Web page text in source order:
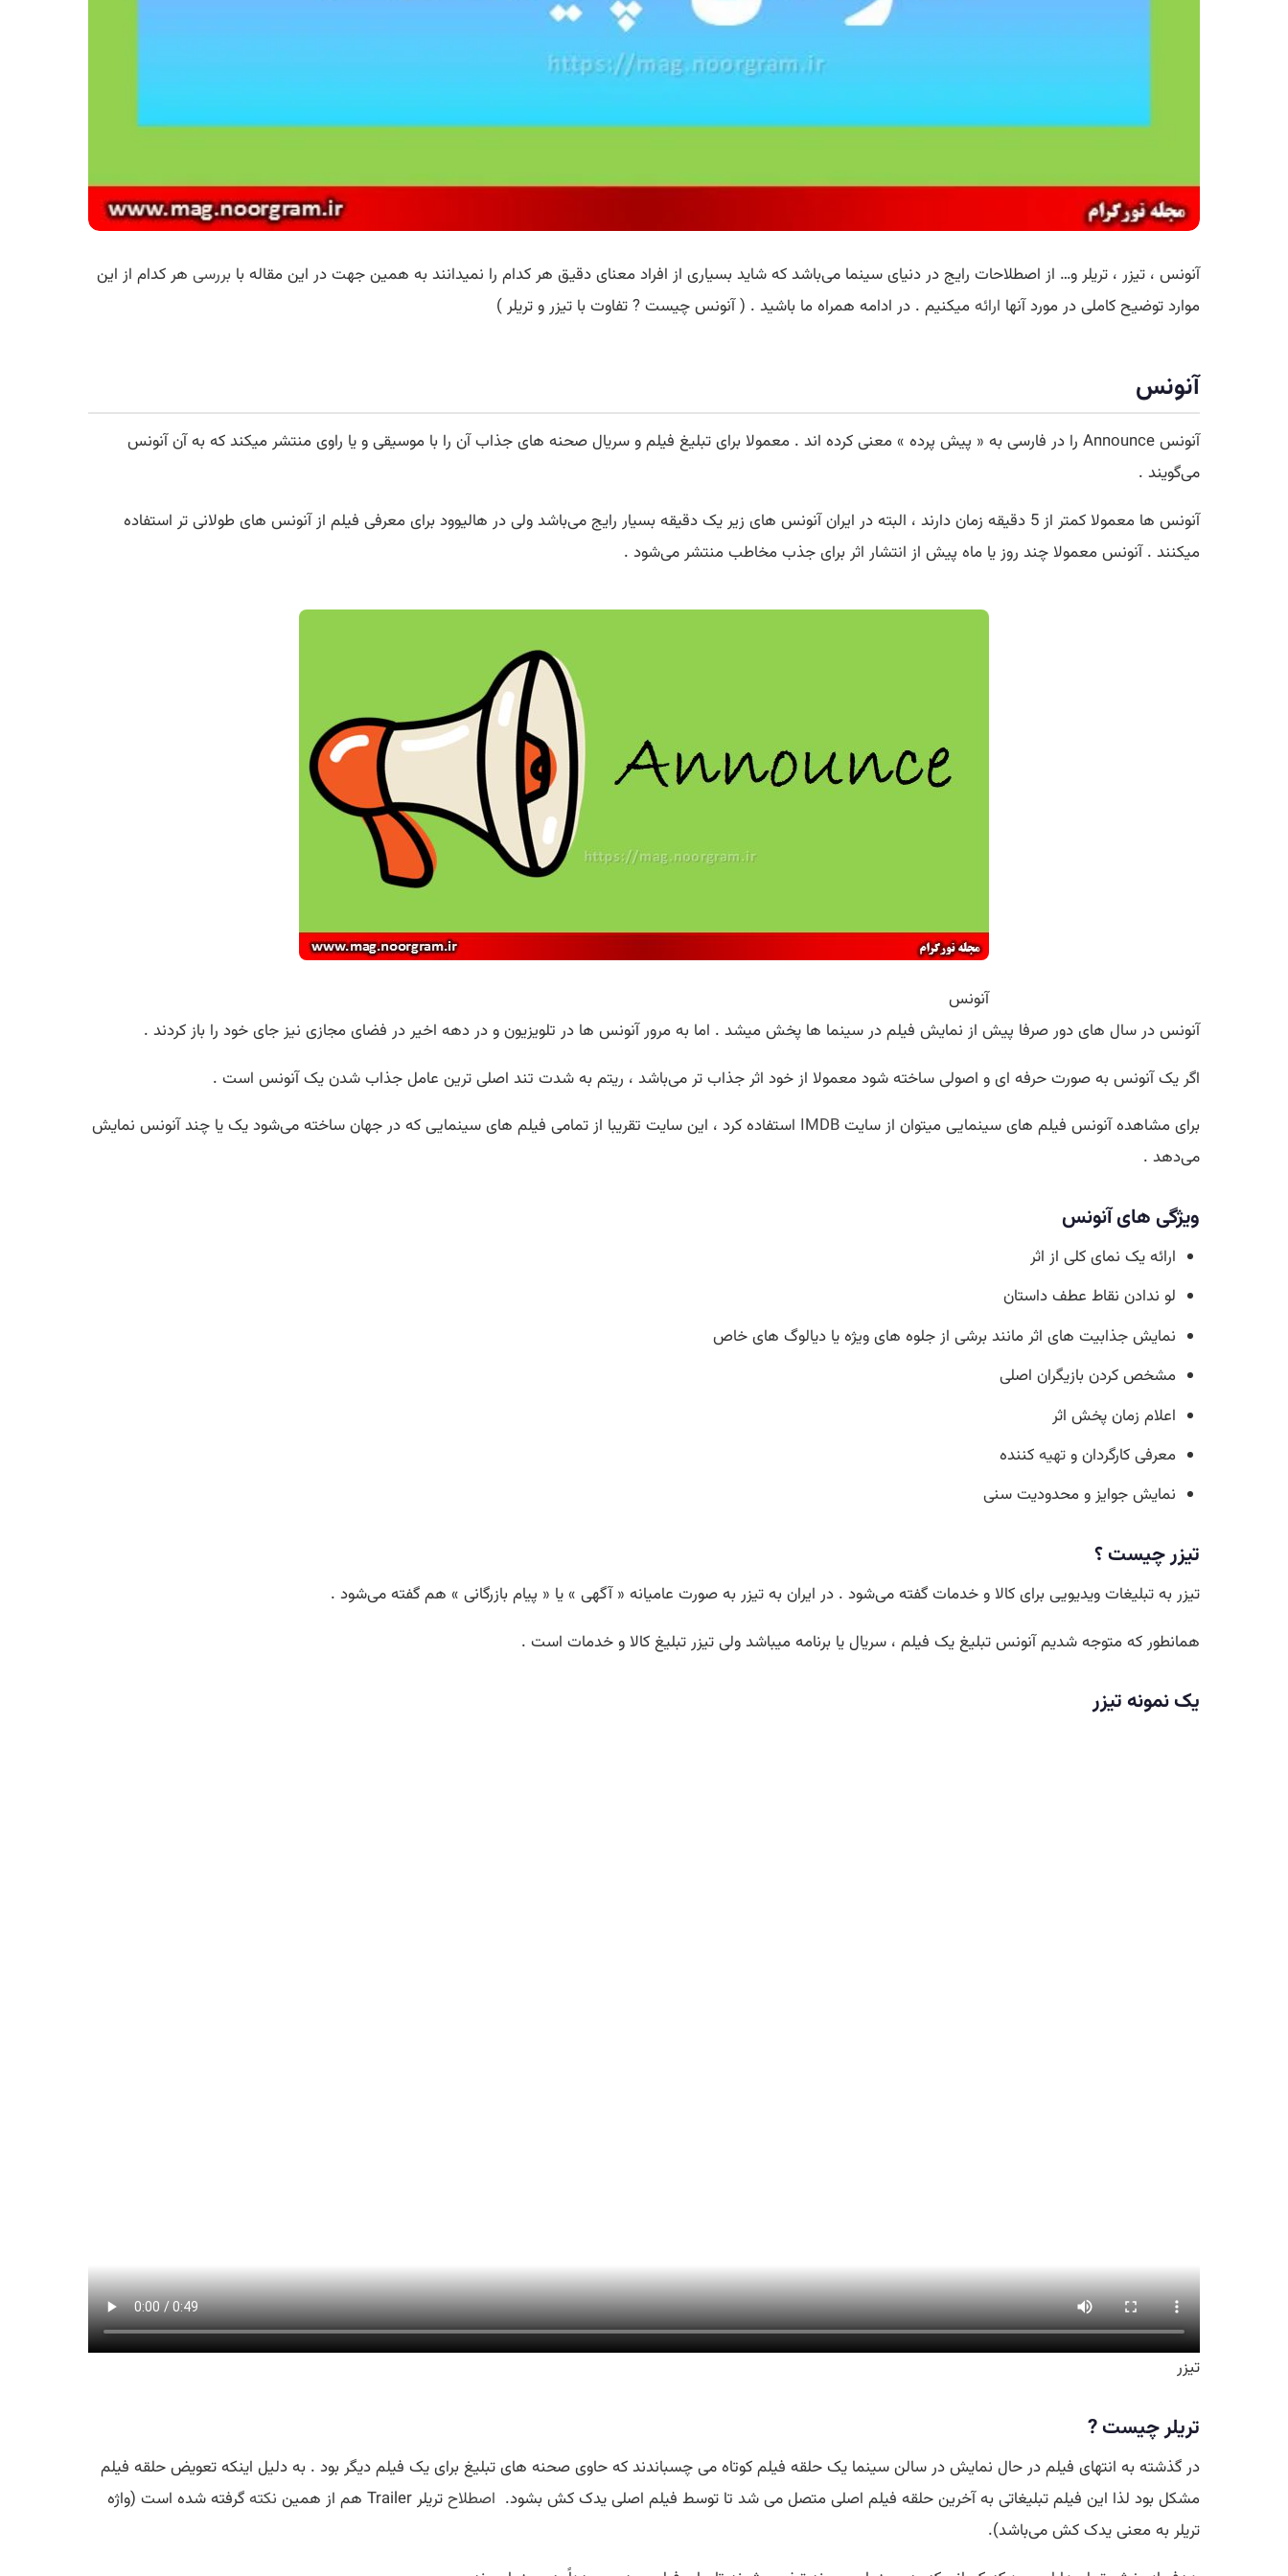
آنونس ، تیزر ، تریلر و… از اصطلاحات رایج در دنیای سینما می‌باشد که شاید بسیاری از افراد معنای دقیق هر کدام را نمیدانند به همین جهت در این مقاله با بررسی هر کدام از این
موارد توضیح کاملی در مورد آنها ارائه میکنیم . در ادامه همراه ما باشید . ( آنونس چیست ? تفاوت با تیزر و تریلر )
آنونس
آنونس Announce را در فارسی به « پیش پرده » معنی کرده اند . معمولا برای تبلیغ فیلم و سریال صحنه های جذاب آن را با موسیقی و یا راوی منتشر میکند که به آن آنونس
می‌گویند .
آنونس ها معمولا کمتر از 5 دقیقه زمان دارند ، البته در ایران آنونس های زیر یک دقیقه بسیار رایج می‌باشد ولی در هالیوود برای معرفی فیلم از آنونس های طولانی تر استفاده
میکنند . آنونس معمولا چند روز یا ماه پیش از انتشار اثر برای جذب مخاطب منتشر می‌شود .
آنونس
آنونس در سال های دور صرفا پیش از نمایش فیلم در سینما ها پخش میشد . اما به مرور آنونس ها در تلویزیون و در دهه اخیر در فضای مجازی نیز جای خود را باز کردند .
اگر یک آنونس به صورت حرفه ای و اصولی ساخته شود معمولا از خود اثر جذاب تر می‌باشد ، ریتم به شدت تند اصلی ترین عامل جذاب شدن یک آنونس است .
برای مشاهده آنونس فیلم های سینمایی میتوان از سایتIMDB استفاده کرد ، این سایت تقریبا از تمامی فیلم های سینمایی که در جهان ساخته می‌شود یک یا چند آنونس نمایش
می‌دهد .
ویژگی های آنونس
ارائه یک نمای کلی از اثر
لو ندادن نقاط عطف داستان
نمایش جذابیت های اثر مانند برشی از جلوه های ویژه یا دیالوگ های خاص
مشخص کردن بازیگران اصلی
اعلام زمان پخش اثر
معرفی کارگردان وتهیهکننده
نمایش جوایز و محدودیت سنی
تیزر چیست ؟
تیزر به تبلیغات ویدیویی برای کالا و خدمات گفته می‌شود . در ایران به تیزر به صورت عامیانه « آگهی » یا « پیام بازرگانی » هم گفته می‌شود .
همانطور که متوجه شدیم آنونس تبلیغ یک فیلم ، سریال یا برنامه میباشد ولی تیزر تبلیغ کالا و خدمات است .
یک نمونه تیزر
تیزر
تریلر چیست ?
در گذشته به انتهای فیلم در حال نمایش در سالن سینما یک حلقه فيلم كوتاه می چسباندند که حاوی صحنه های تبلیغ برای یک فیلم دیگر بود . به دلیل اینکه تعویض حلقه فیلم
مشکل بود لذا این فیلم تبلیغاتی به آخرین حلقه فیلم اصلی متصل می شد تا توسط فیلم اصلی یدک کش بشود. اصطلاحتریلر Trailer هم از همین نکتهگرفته شده است (واژه
تریلر به معنی یدک کش می‌باشد).